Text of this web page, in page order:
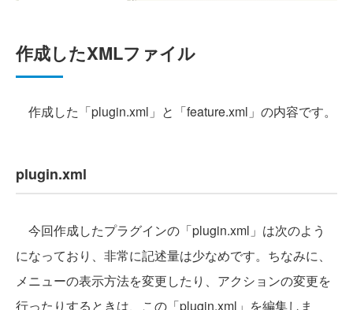
作成したXMLファイル
作成した「plugin.xml」と「feature.xml」の内容です。
plugin.xml
今回作成したプラグインの「plugin.xml」は次のよう
になっており、非常に記述量は少なめです。ちなみに、
メニューの表示方法を変更したり、アクションの変更を
行ったりするときは、この「plugin.xml」を編集しま